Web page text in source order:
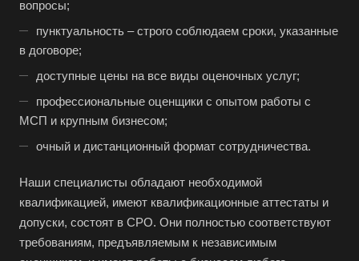
вопросы;
пунктуальность – строго соблюдаем сроки, указанные
в договоре;
доступные цены на все виды оценочных услуг;
профессиональные оценщики с опытом работы с
МСП и крупным бизнесом;
очный и дистанционный формат сотрудничества.
Наши специалисты обладают необходимой
квалификацией, имеют квалификационные аттестаты и
допуски, состоят в СРО. Они полностью соответствуют
требованиям, предъявляемым к независимым
Великий Устюг
Вельск
Верещагино
Верхний Уфалей
Верхняя Пышма
Верхняя Салда
Видное
Владивосток
Владикавказ